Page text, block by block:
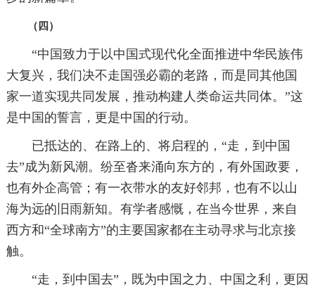
（四）
“中国致力于以中国式现代化全面推进中华民族伟
大复兴，我们决不走国强必霸的老路，而是同其他国
家一道实现共同发展，推动构建人类命运共同体。”这
是中国的誓言，更是中国的行动。
已抵达的、在路上的、将启程的，“走，到中国
去”成为新风潮。纷至沓来涌向东方的，有外国政要，
也有外企高管；有一衣带水的友好邻邦，也有不以山
海为远的旧雨新知。有学者感慨，在当今世界，来自
西方和“全球南方”的主要国家都在主动寻求与北京接
触。
“走，到中国去”，既为中国之力、中国之利，更因